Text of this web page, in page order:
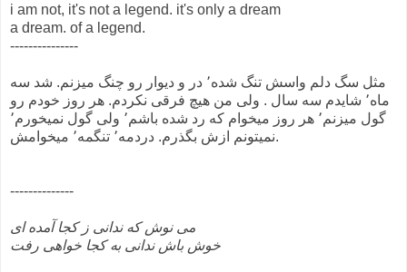
i am not, it's not a legend. it's only a dream
a dream. of a legend.
---------------
مثل سگ دلم واسش تنگ شده٬ در و دیوار رو چنگ میزنم. شد سه
ماه٬ شایدم سه سال . ولی من هیچ فرقی نکردم. هر روز خودم رو
گول میزنم٬ هر روز میخوام که رد شده باشم٬ ولی گول نمیخورم٬
نمیتونم ازش بگذرم. دردمه٬ تنگمه٬ میخوامش.
--------------
می نوش که ندانی ز کجا آمده ای
خوش باش ندانی به کجا خواهی رفت